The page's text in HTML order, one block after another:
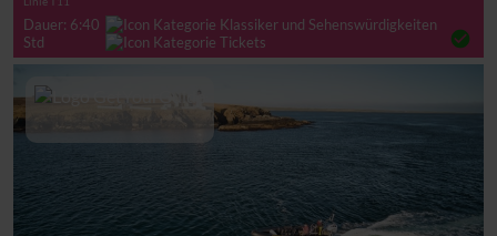
Dauer: 6:40
Std
check_circle